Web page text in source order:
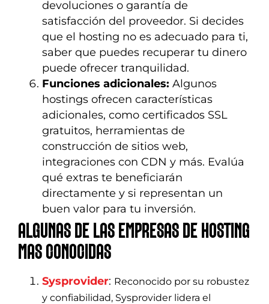
devoluciones o garantía de
satisfacción del proveedor. Si decides
que el hosting no es adecuado para ti,
saber que puedes recuperar tu dinero
puede ofrecer tranquilidad.
Funciones adicionales: Algunos
hostings ofrecen características
adicionales, como certificados SSL
gratuitos, herramientas de
construcción de sitios web,
integraciones con CDN y más. Evalúa
qué extras te beneficiarán
directamente y si representan un
buen valor para tu inversión.
ALGUNAS DE LAS EMPRESAS DE HOSTING
MAS CONOCIDAS
Sysprovider: Reconocido por su robustez
y confiabilidad, Sysprovider lidera el